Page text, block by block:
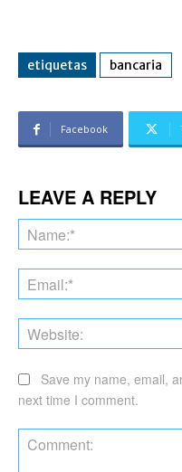
etiquetas bancaria
Facebook
LEAVE A REPLY
Save my name, email,
next time I comment.